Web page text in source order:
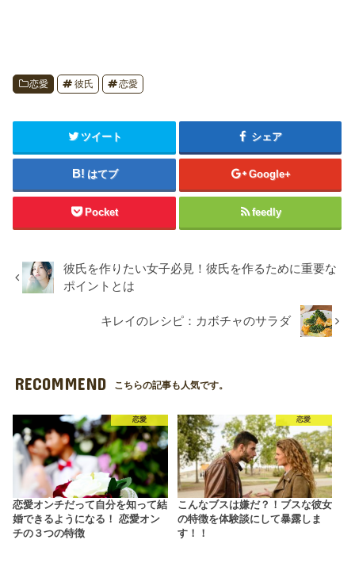
恋愛 彼氏 恋愛
ツイート シェア
はてブ Google+
Pocket feedly
彼氏を作りたい女子必見！彼氏を作るために重要な
ポイントとは
キレイのレシピ：カボチャのサラダ
RECOMMEND こちらの記事も人気です。
恋愛
恋愛オンチだって自分を知って結
婚できるようになる！ 恋愛オン
チの３つの特徴
恋愛
こんなブスは嫌だ？！ブスな彼女
の特徴を体験談にして暴露しま
す！！